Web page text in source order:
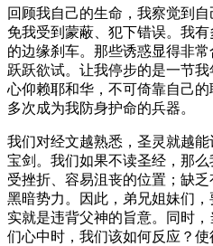
回顾我自己的生命，我察觉到
免我受到蒙蔽、犯下错误。我
的边缘刹车。那些诱惑显得非
跃跃欲试。让我停步的是一节
心仰赖耶和华，不可倚靠自己
多次成为我防身护命的兵器。
我们对经文越熟悉，圣灵就越
宝剑。我们如果不读圣经，那么
受挫折、容易沮丧的位置；缺
黑暗势力。因此，弟兄姐妹们
实就是违背父神的旨意。同时
们心中时，我们该如何反应？